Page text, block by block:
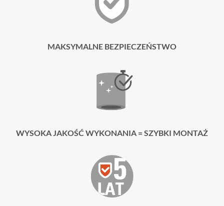
MAKSYMALNE BEZPIECZEŃSTWO
WYSOKA JAKOŚĆ WYKONANIA = SZYBKI MONTAŻ